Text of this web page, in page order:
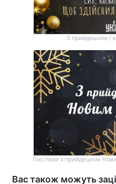
З прийдешнім /
Листівки з прийдешнім
Вас також можуть